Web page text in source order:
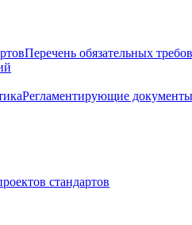
Перечень обязательных
Регламентирующие документы
стандартов